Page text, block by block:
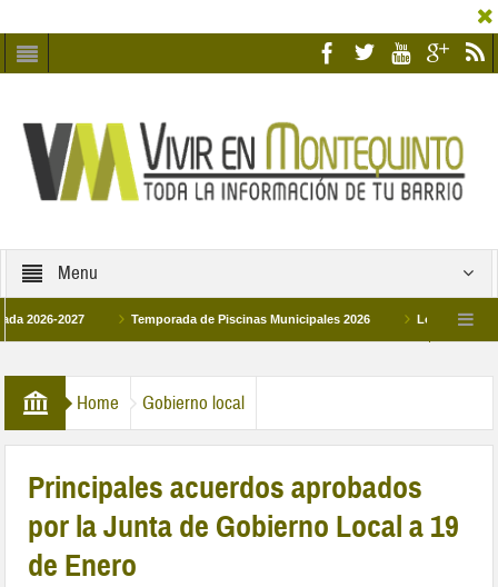
Menu
2027 Temporada de Piscinas Municipales 2026 Los Campus de
Home Gobierno local
Principales acuerdos aprobados
por la Junta de Gobierno Local a 19
de Enero